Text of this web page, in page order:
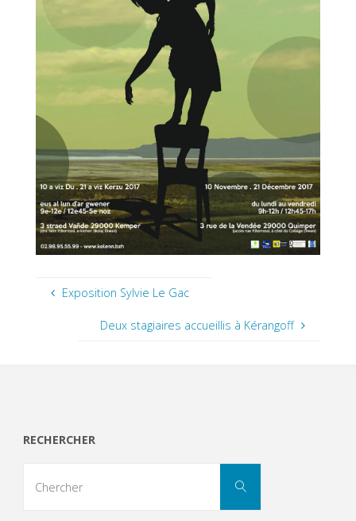
Exposition Sylvie Le Gac
Deux stagiaires accueillis à Kérangoff
RECHERCHER
Chercher